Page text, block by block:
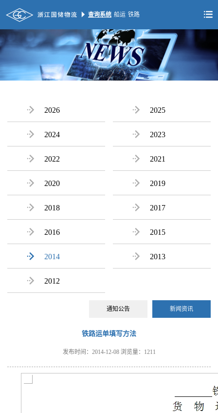

 查询系统 船运 铁路
 2026  2025
 2024  2023
 2022  2021
 2020  2019
 2018  2017
 2016  2015
 2014  2013
 2012
通知公告 新闻资讯
铁路运单填写方法
发布时间：2014-12-08 浏览量：1211